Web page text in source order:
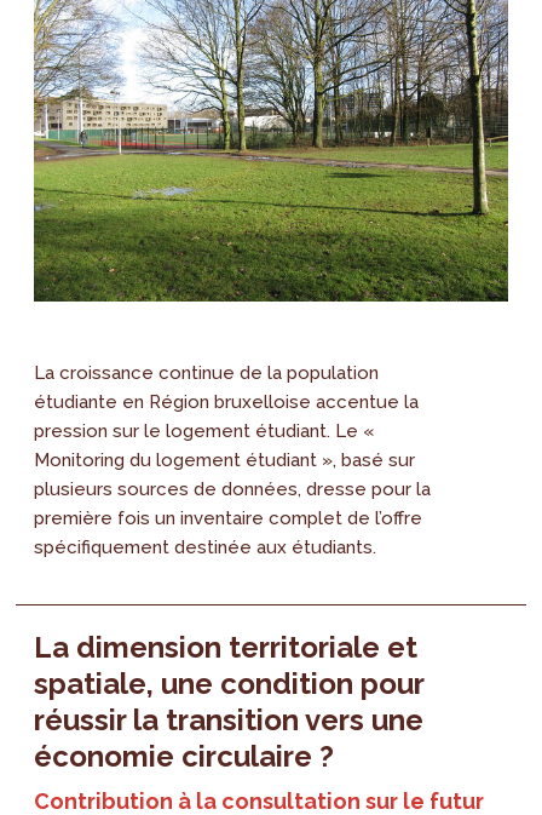
La croissance continue de la population
étudiante en Région bruxelloise accentue la
pression sur le logement étudiant. Le «
Monitoring du logement étudiant », basé sur
plusieurs sources de données, dresse pour la
première fois un inventaire complet de l’offre
spécifiquement destinée aux étudiants.
La dimension territoriale et
spatiale, une condition pour
réussir la transition vers une
économie circulaire ?
Contribution à la consultation sur le futur